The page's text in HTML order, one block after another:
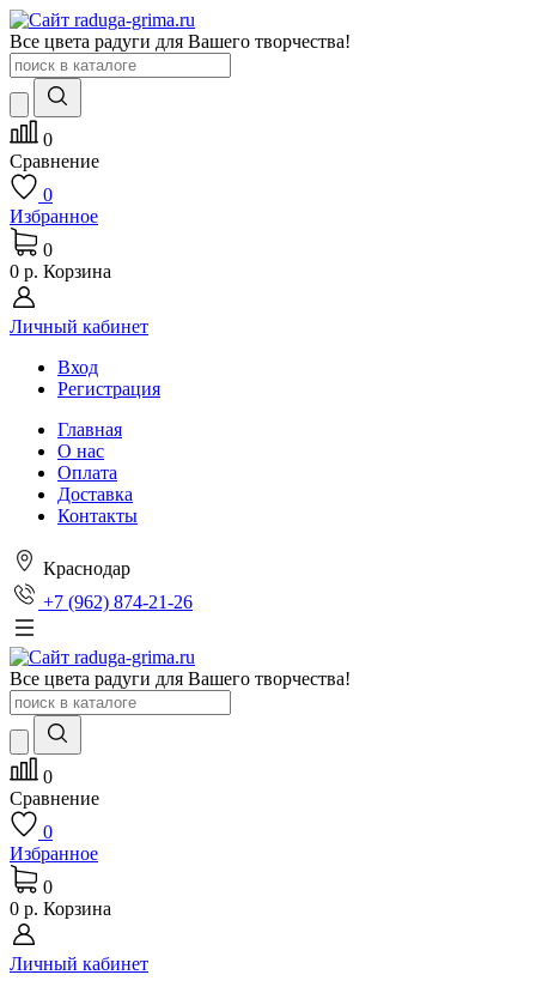
Все цвета радуги для Вашего творчества!
0
Сравнение
0
Избранное
0
0 р. Корзина
Личный кабинет
Вход
Регистрация
Главная
О нас
Оплата
Доставка
Контакты
Краснодар
+7 (962) 874-21-26
Все цвета радуги для Вашего творчества!
0
Сравнение
0
Избранное
0
0 р. Корзина
Личный кабинет